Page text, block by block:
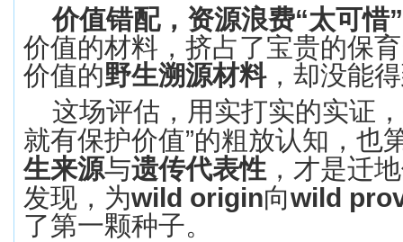
价值错配，资源浪费“太可惜”
价值的材料，挤占了宝贵的保
价值的野生溯源材料，却没能
这场评估，用实打实的实证
就有保护价值”的粗放认知，也
生来源与遗传代表性，才是迁
发现，为wild origin向wild
了第一颗种子。